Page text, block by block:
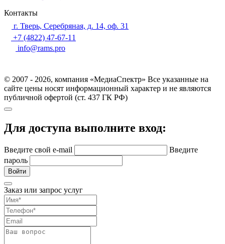
Контакты
г. Тверь, Серебряная, д. 14, оф. 31
+7 (4822) 47-67-11
info@rams.pro
© 2007 - 2026, компания «МедиаСпектр» Все указанные на
сайте цены носят информационный характер и не являются
публичной офертой (ст. 437 ГК РФ)
Для доступа выполните вход:
Введите свой e-mail
Введите
пароль
Войти
Заказ или запрос услуг